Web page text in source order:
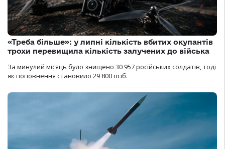
«Треба більше»: у липні кількість вбитих окупантів
трохи перевищила кількість залучених до війська
За минулий місяць було знищено 30 957 російських солдатів, тоді
як поповнення становило 29 800 осіб.